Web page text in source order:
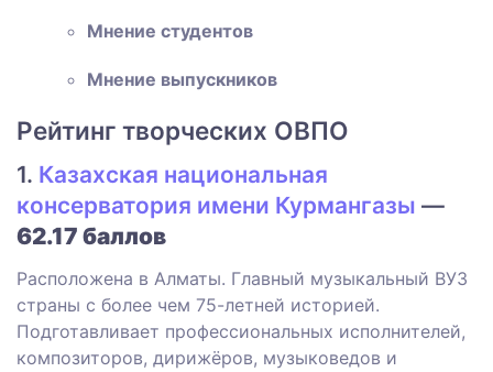
Мнение студентов
Мнение выпускников
Рейтинг творческих ОВПО
1. Казахская национальная
консерватория имени Курмангазы —
62.17 баллов
Расположена в Алматы. Главный музыкальный ВУЗ
страны с более чем 75-летней историей.
Подготавливает профессиональных исполнителей,
композиторов, дирижёров, музыковедов и